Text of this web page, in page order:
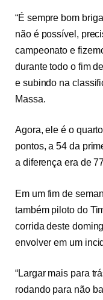
“É sempre bom
não é possível,
campeonato e
durante todo o fim
e subindo na
Massa.
Agora, ele é o
pontos, a 54 da
a diferença era de
Em um fim de
também piloto do
corrida deste
envolver em um
“Largar mais para
rodando para não